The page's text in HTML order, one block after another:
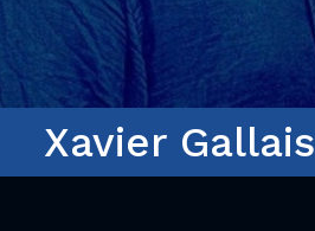
Xavier Gallais